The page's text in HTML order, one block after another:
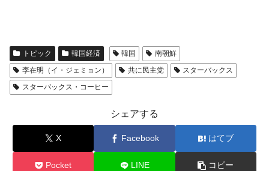
トピック 韓国経済 韓国
南朝鮮
李在明（イ・ジェミョン）
共に民主党
スターバックス
スターバックス・コーヒー
シェアする
X Facebook はてブ
Pocket LINE コピー